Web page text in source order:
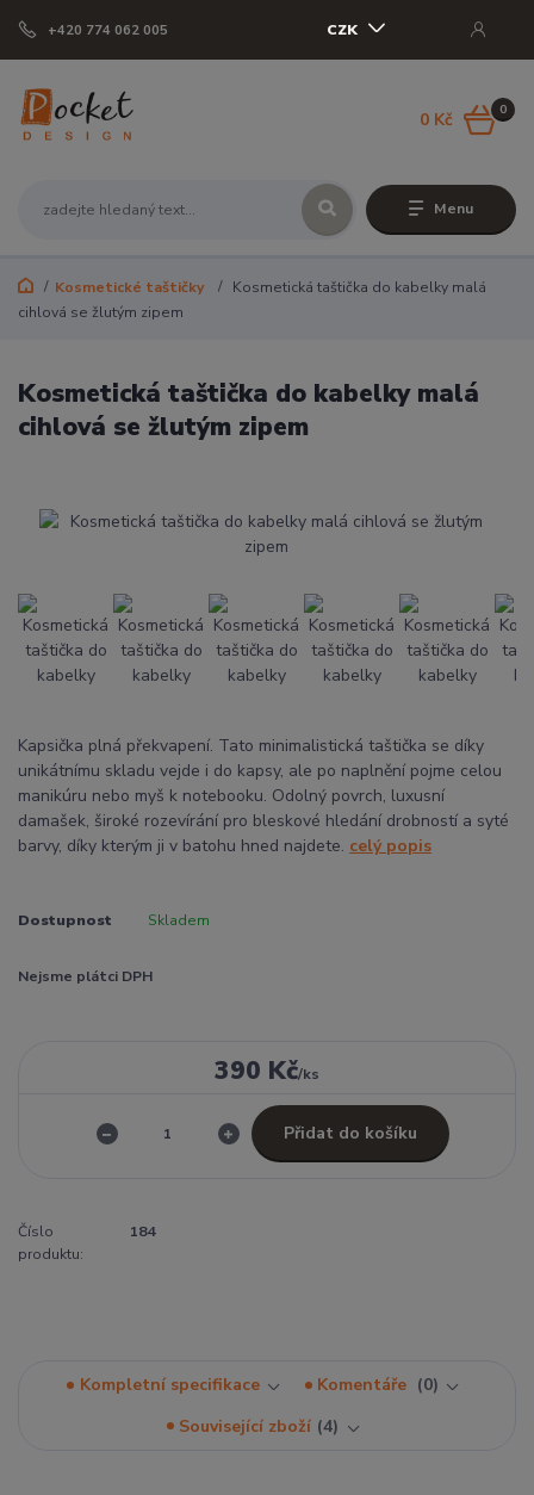
Menu
CZK
+420 774 062 005
0
0 Kč
Kosmetické taštičky
Kosmetická taštička do kabelky malá
cihlová se žlutým zipem
Kosmetická taštička do kabelky malá
cihlová se žlutým zipem
Kapsička plná překvapení. Tato minimalistická taštička se díky
unikátnímu skladu vejde i do kapsy, ale po naplnění pojme celou
manikúru nebo myš k notebooku. Odolný povrch, luxusní
damašek, široké rozevírání pro bleskové hledání drobností a syté
barvy, díky kterým ji v batohu hned najdete. celý popis
Dostupnost Skladem
Nejsme plátci DPH
390 Kč/ks
Přidat do košíku
Číslo
produktu:
184
Kompletní specifikace Komentáře
0
Související zboží 4